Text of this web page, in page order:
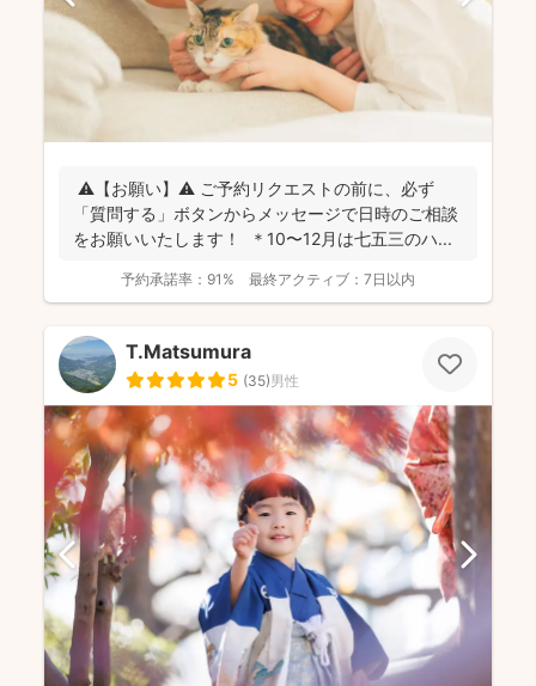
⚠️【お願い】⚠️ ご予約リクエストの前に、必ず
「質問する」ボタンからメッセージで日時のご相談
をお願いいたします！ ＊10〜12月は七五三のハ...
予約承諾率： 91% 最終アクティブ： 7日以内
T.Matsumura
5 (35)男性